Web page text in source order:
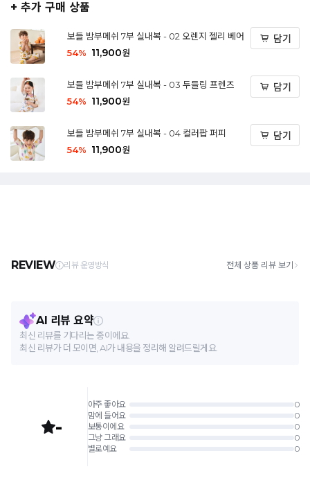
+ 추가 구매 상품
보들 밤부메쉬 7부 실내복 - 02 오렌지 젤리 베어
54% 11,900원
담기
보들 밤부메쉬 7부 실내복 - 03 두들링 프렌즈
54% 11,900원
담기
보들 밤부메쉬 7부 실내복 - 04 컬러팝 퍼피
54% 11,900원
담기